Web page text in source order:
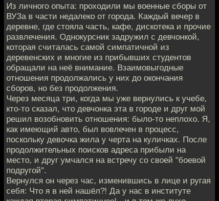
Из личного опыта: проходили мы военные сборы от
ВУЗа в части недалеко от города. Каждый вечер в
деревне, где стояла часть, кафе, дискотека и прочие
развлечения. Однокурсник задружил с девчонкой,
которая считалась самой симпатичной из
деревенских и многие из прибывших студентов
обращали на неё внимание. Взаимовыгодные
отношения продолжались у них до окончания
сборов, но без продолжения.
Через месяца три, когда мы уже вернулись к учебе,
кто-то сказал, что девчонка эта в городе и друг мой
решил возобновить отношения: было-то неплохо. Я,
как имеющий авто, был вовлечен в процесс,
поскольку девочка жила у черта на куличках. После
продолжительных поисков адреса прибыли на
место, и друг умчался на встречу со своей "боевой
подругой".
Вернулся он через час, изменившись в лице и ругая
себя: Что я в ней нашёл?! Да у нас в институте